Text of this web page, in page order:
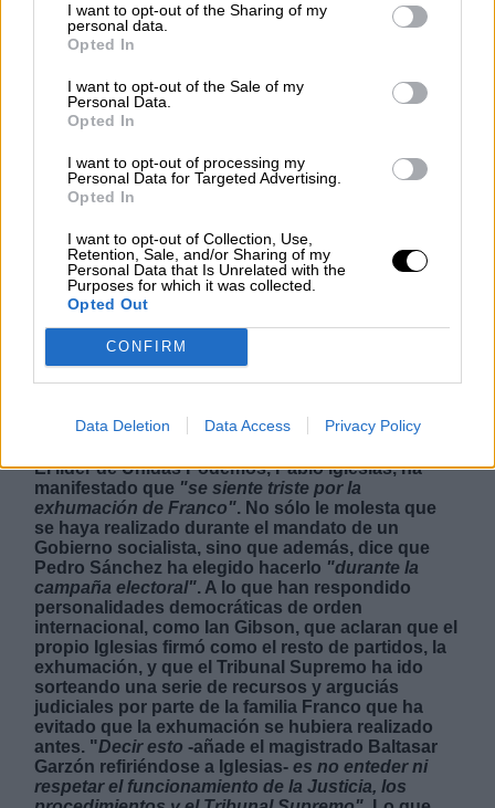
I want to opt-out of the Sharing of my
personal data.
Opted In
I want to opt-out of the Sale of my
Personal Data.
Opted In
I want to opt-out of processing my
Personal Data for Targeted Advertising.
Opted In
I want to opt-out of Collection, Use,
Retention, Sale, and/or Sharing of my
Personal Data that Is Unrelated with the
Purposes for which it was collected.
Opted Out
CONFIRM
Data Deletion Data Access Privacy Policy
NOTICIAS MAS VISTAS
LABERINTO ESPAÑOL
Iglesias incurre en una"falta de
respeto al Tribunal Supremo"
afirmar que se trata de una argucia
electoral del PSOE
El líder de Unidas Podemos, Pablo Iglesias, ha
manifestado que "se siente triste por la
exhumación de Franco". No sólo le molesta que
se haya realizado durante el mandato de un
Gobierno socialista, sino que además, dice que
Pedro Sánchez ha elegido hacerlo "durante la
campaña electoral". A lo que han respondido
personalidades democráticas de orden
internacional, como Ian Gibson, que aclaran que el
propio Iglesias firmó como el resto de partidos, la
exhumación, y que el Tribunal Supremo ha ido
sorteando una serie de recursos y arguciás
judiciales por parte de la familia Franco que ha
evitado que la exhumación se hubiera realizado
antes. "Decir esto -añade el magistrado Baltasar
Garzón refiriéndose a Iglesias-es no enteder ni
respetar el funcionamiento de la Justicia, los